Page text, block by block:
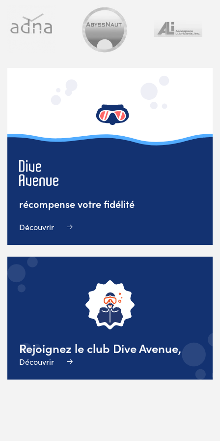
récompense votre fidélité
Découvrir
Rejoignez le club Dive Avenue,
Découvrir